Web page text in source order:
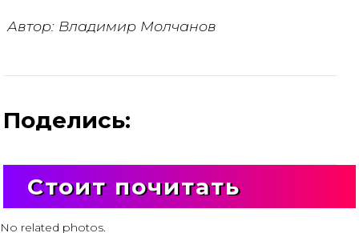
Автор: Владимир Молчанов
Поделись:
Стоит почитать
No related photos.